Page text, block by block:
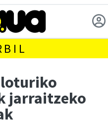
jarraitzeko